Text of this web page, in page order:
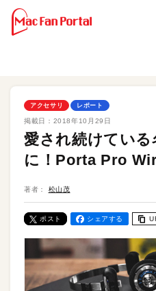
アクセサリ レポート
掲載日： 2018年10月29日
愛され続けてい
に！Porta Pro
著者： 松山茂
ポスト シェアする